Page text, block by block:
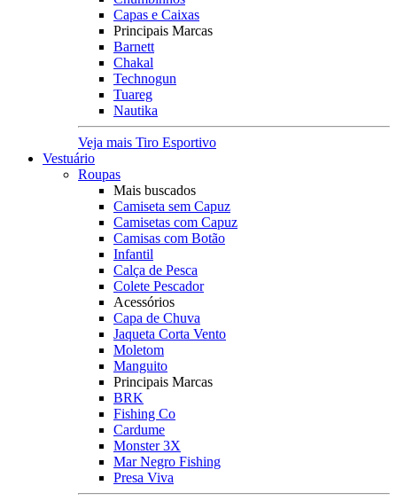
Capas e Caixas
Principais Marcas
Barnett
Chakal
Technogun
Tuareg
Nautika
Veja mais Tiro Esportivo
Vestuário
Roupas
Mais buscados
Camiseta sem Capuz
Camisetas com Capuz
Camisas com Botão
Infantil
Calça de Pesca
Colete Pescador
Acessórios
Capa de Chuva
Jaqueta Corta Vento
Moletom
Manguito
Principais Marcas
BRK
Fishing Co
Cardume
Monster 3X
Mar Negro Fishing
Presa Viva